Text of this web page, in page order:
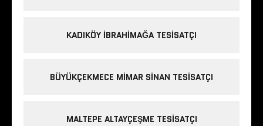
KADIKÖY IBRAHIMAĞA TESISATÇI
BÜYÜKÇEKMECE MIMAR SINAN TESISATÇI
MALTEPE ALTAYÇEŞME TESISATÇI